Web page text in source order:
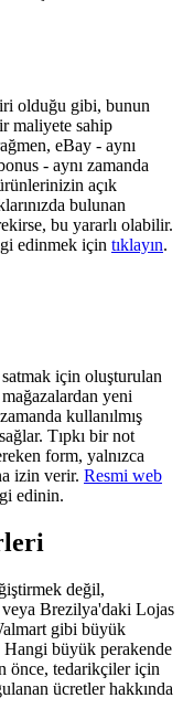
olduğu gibi, bunun
maliyete sahip
eBay - aynı
- aynı zamanda
açık
bulunan
bu yararlı olabilir.
edinmek için tıklayın.
için oluşturulan
yeni
kullanılmış
Tıpkı bir not
form, yalnızca
izin verir. Resmi web
edinin.
değil,
veya Brezilya'daki Lojas
gibi büyük
büyük perakende
önce, tedarikçiler için
ücretler hakkında